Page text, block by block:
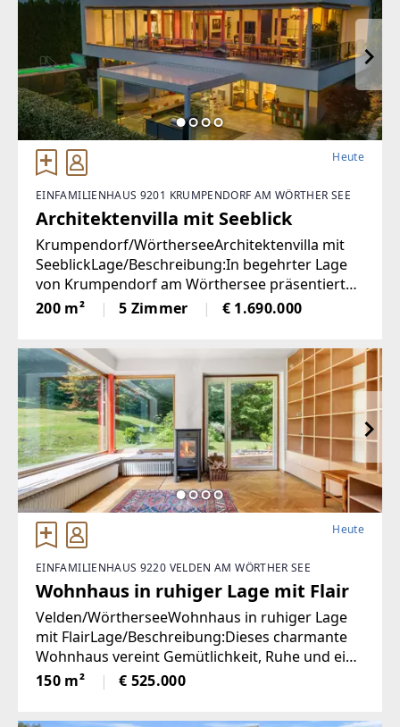
Heute
EINFAMILIENHAUS 9201 KRUMPENDORF AM WÖRTHER SEE
Architektenvilla mit Seeblick
Krumpendorf/WörtherseeArchitektenvilla mit
SeeblickLage/Beschreibung:In begehrter Lage
von Krumpendorf am Wörthersee präsentiert
sich diese herausragende Architekten-Villa als
ein wahres Refugium für Anspruchsvolle. Die im
200 m² 5 Zimmer € 1.690.000
Heute
EINFAMILIENHAUS 9220 VELDEN AM WÖRTHER SEE
Wohnhaus in ruhiger Lage mit Flair
Velden/WörtherseeWohnhaus in ruhiger Lage
mit FlairLage/Beschreibung:Dieses charmante
Wohnhaus vereint Gemütlichkeit, Ruhe und eine
hohe Lebensqualität in unmittelbarer Nähe zum
Zentrum von Velden. Eingebettet in eine
150 m² € 525.000